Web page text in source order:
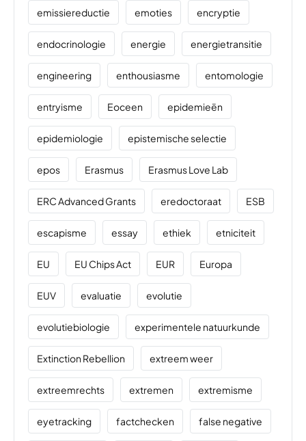
emissiereductie emoties encryptie
endocrinologie energie energietransitie
engineering enthousiasme entomologie
entryisme Eoceen epidemieën
epidemiologie epistemische selectie
epos Erasmus Erasmus Love Lab
ERC Advanced Grants eredoctoraat ESB
escapisme essay ethiek etniciteit
EU EU Chips Act EUR Europa
EUV evaluatie evolutie
evolutiebiologie experimentele natuurkunde
Extinction Rebellion extreem weer
extreemrechts extremen extremisme
eyetracking factchecken false negative